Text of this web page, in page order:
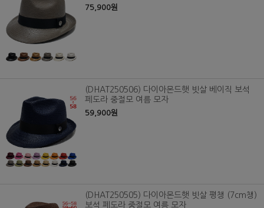
75,900원
(DHAT250506) 다이아몬드햇 빗살 베이직 보석
페도라 중절모 여름 모자
59,900원
(DHAT250505) 다이아몬드햇 빗살 평챙 (7cm챙)
보석 페도라 중절모 여름 모자